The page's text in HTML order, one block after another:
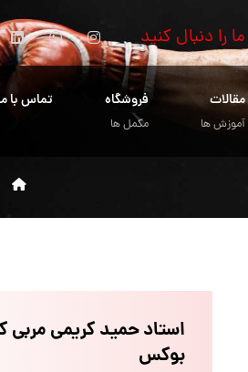
ما را دنبال کنید
مقالات
آموزش ها
فروشگاه
مکمل ها
تماس با
استاد حمید کریمی
بوکس